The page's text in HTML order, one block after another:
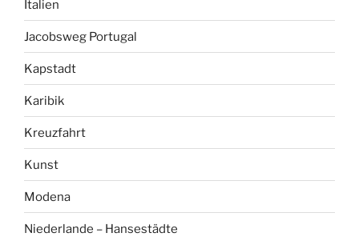
Italien
Jacobsweg Portugal
Kapstadt
Karibik
Kreuzfahrt
Kunst
Modena
Niederlande – Hansestädte